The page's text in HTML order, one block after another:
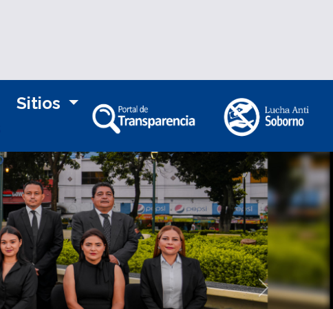
Sitios
Siguiente